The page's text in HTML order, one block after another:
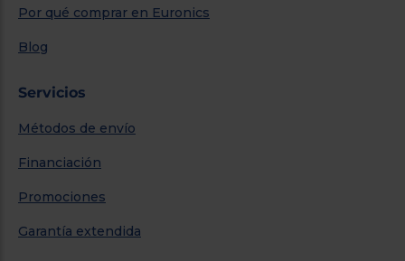
Por qué comprar en Euronics
Blog
Servicios
Métodos de envío
Financiación
Promociones
Garantía extendida